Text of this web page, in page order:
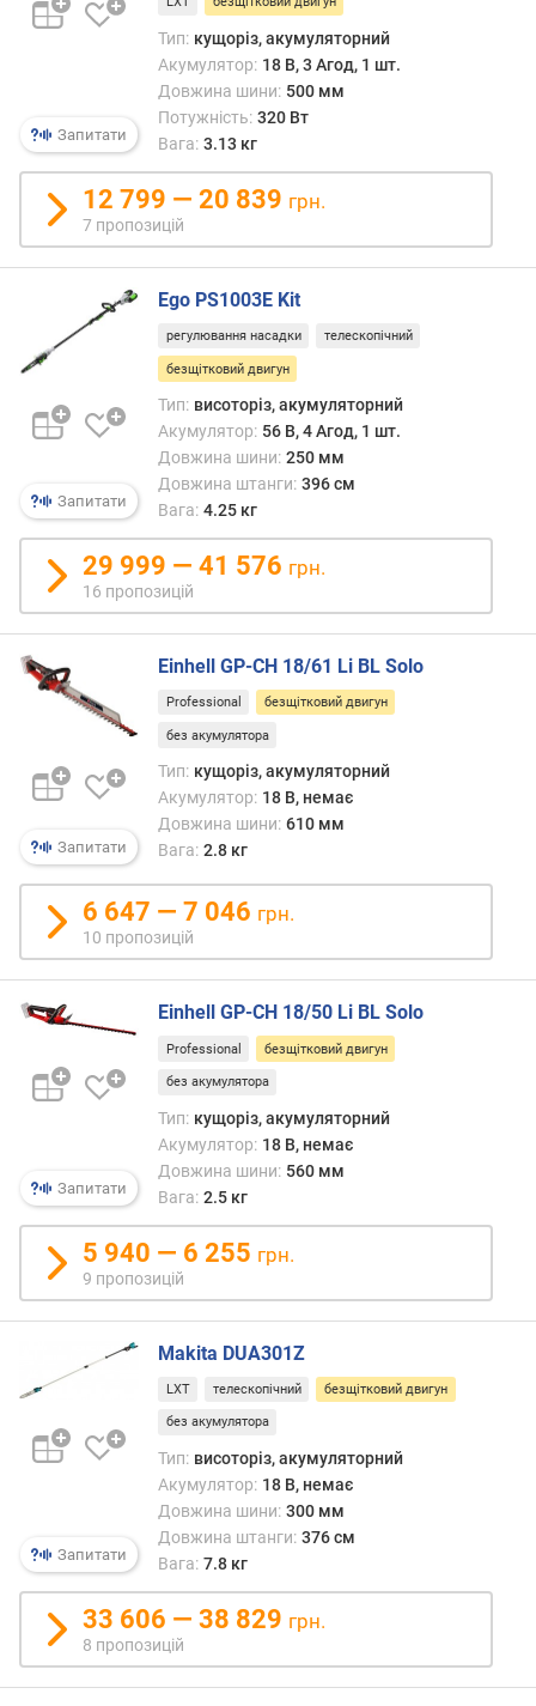
м
ч
а
с
т
о
о
у
(
/
х
)
'
є
в
и
у
н
а
(
с
м
³
)
о
б
м
п
а
л
и
в
г
б
а
л
)
є
Запитати
Тип: кущоріз, акумуляторний
Акумулятор: 18 В, 3 Агод, 1 шт.
Довжина шини: 500 мм
Потужність: 320 Вт
Вага: 3.13 кг
12 799 — 20 839 грн.
7 пропозицій
Запитати
Ego PS1003E Kit
регулювання насадки телескопічний
безщітковий двигун
Тип: висоторіз, акумуляторний
Акумулятор: 56 В, 4 Агод, 1 шт.
Довжина шини: 250 мм
Довжина штанги: 396 см
Вага: 4.25 кг
29 999 — 41 576 грн.
16 пропозицій
Запитати
Einhell GP-CH 18/61 Li BL Solo
Professional безщітковий двигун
без акумулятора
Тип: кущоріз, акумуляторний
Акумулятор: 18 В, немає
Довжина шини: 610 мм
Вага: 2.8 кг
6 647 — 7 046 грн.
10 пропозицій
Запитати
Einhell GP-CH 18/50 Li BL Solo
Professional безщітковий двигун
без акумулятора
Тип: кущоріз, акумуляторний
Акумулятор: 18 В, немає
Довжина шини: 560 мм
Вага: 2.5 кг
5 940 — 6 255 грн.
9 пропозицій
Запитати
Makita DUA301Z
LXT телескопічний безщітковий двигун
без акумулятора
Тип: висоторіз, акумуляторний
Акумулятор: 18 В, немає
Довжина шини: 300 мм
Довжина штанги: 376 см
Вага: 7.8 кг
33 606 — 38 829 грн.
8 пропозицій